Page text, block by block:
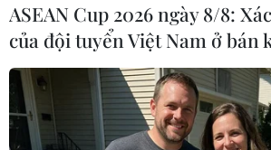
và cơ sở hạ tầng.
ASEAN Cup 2026 ngày 8/8:
của đội tuyển Việt Nam ở bán